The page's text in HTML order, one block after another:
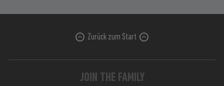
Zurück zum Start
JOIN THE FAMILY